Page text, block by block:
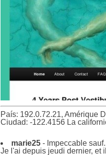
País: 192.0.72.21, Amérique
Ciudad: -122.4156 La
marie25 - Impeccable
Je l'ai depuis jeudi dernier, et